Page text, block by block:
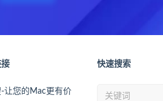
让您的Mac更有价
快速搜索